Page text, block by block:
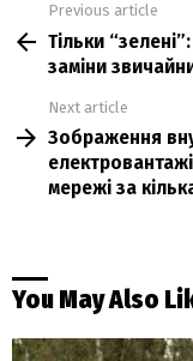
more
Previous article
Тільки
заміни
Next article
Зображення
мережі за
You May Also